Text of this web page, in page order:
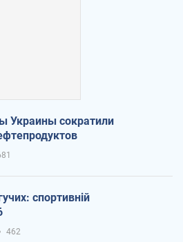
Украины сократили
спортивній
462